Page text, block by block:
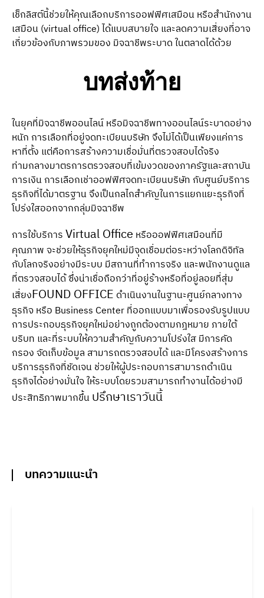
เช็กลิสต์นี้ช่วยให้คุณเลือกบริการออฟฟิศเสมือน หรือสำนักงาน
เสมือน (virtual office) ได้แบบสบายใจ และลดความเสี่ยงที่อาจ
เกี่ยวข้องกับภาพรวมของ มิจฉาชีพระบาด ในตลาดได้ด้วย
บทส่งท้าย
ในยุคที่มิจฉาชีพออนไลน์ หรือมิจฉาชีพทางออนไลน์ระบาดอย่าง
หนัก การเลือกที่อยู่จดทะเบียนบริษัท จึงไม่ได้เป็นเพียงแค่การ
หาที่ตั้ง แต่คือการสร้างความเชื่อมั่นที่ตรวจสอบได้จริง
ท่ามกลางมาตรการตรวจสอบที่เข้มงวดของภาครัฐและสถาบัน
การเงิน การเลือกเช่าออฟฟิศจดทะเบียนบริษัท กับศูนย์บริการ
ธุรกิจที่ได้มาตรฐาน จึงเป็นกลไกสำคัญในการแยกแยะธุรกิจที่
โปร่งใสออกจากกลุ่มมิจฉาชีพ
การใช้บริการVirtual Office หรือออฟฟิศเสมือนที่มี
คุณภาพ จะช่วยให้ธุรกิจยุคใหม่มีจุดเชื่อมต่อระหว่างโลกดิจิทัล
กับโลกจริงอย่างมีระบบ มีสถานที่ทำการจริง และพนักงานดูแล
ที่ตรวจสอบได้ ซึ่งน่าเชื่อถือกว่าที่อยู่ร้างหรือที่อยู่ลอยที่สุ่ม
เสี่ยงFOUND OFFICE ดำเนินงานในฐานะศูนย์กลางทาง
ธุรกิจ หรือ Business Center ที่ออกแบบมาเพื่อรองรับรูปแบบ
การประกอบธุรกิจยุคใหม่อย่างถูกต้องตามกฎหมาย ภายใต้
บริบท และที่ระบบให้ความสำคัญกับความโปร่งใส มีการคัด
กรอง จัดเก็บข้อมูล สามารถตรวจสอบได้ และมีโครงสร้างการ
บริการธุรกิจที่ชัดเจน ช่วยให้ผู้ประกอบการสามารถดำเนิน
ธุรกิจได้อย่างมั่นใจ ให้ระบบโดยรวมสามารถทำงานได้อย่างมี
ประสิทธิภาพมากขึ้นปรึกษาเราวันนี้
บทความแนะนำ